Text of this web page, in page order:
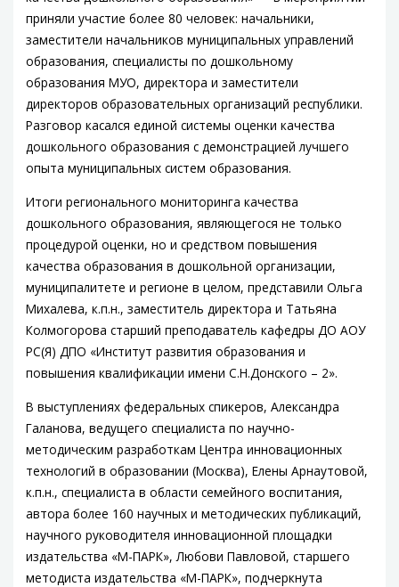
приняли участие более 80 человек: начальники,
заместители начальников муниципальных управлений
образования, специалисты по дошкольному
образования МУО, директора и заместители
директоров образовательных организаций республики.
Разговор касался единой системы оценки качества
дошкольного образования с демонстрацией лучшего
опыта муниципальных систем образования.
Итоги регионального мониторинга качества
дошкольного образования, являющегося не только
процедурой оценки, но и средством повышения
качества образования в дошкольной организации,
муниципалитете и регионе в целом, представили Ольга
Михалева, к.п.н., заместитель директора и Татьяна
Колмогорова старший преподаватель кафедры ДО АОУ
РС(Я) ДПО «Институт развития образования и
повышения квалификации имени С.Н.Донского – 2».
В выступлениях федеральных спикеров, Александра
Галанова, ведущего специалиста по научно-
методическим разработкам Центра инновационных
технологий в образовании (Москва), Елены Арнаутовой,
к.п.н., специалиста в области семейного воспитания,
автора более 160 научных и методических публикаций,
научного руководителя инновационной площадки
издательства «М-ПАРК», Любови Павловой, старшего
методиста издательства «М-ПАРК», подчеркнута